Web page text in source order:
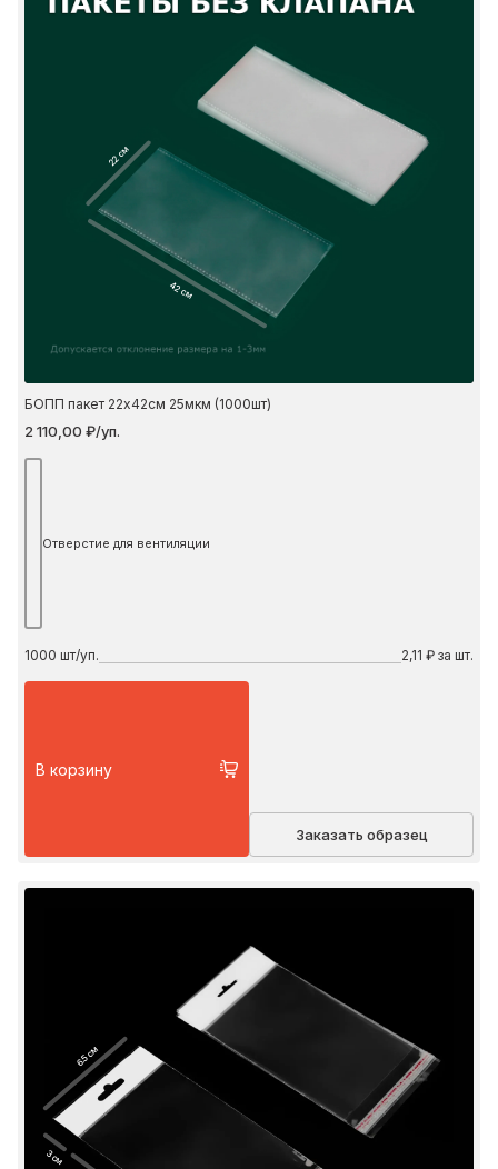
22 см
42 см
БОПП пакет 22х42см 25мкм (1000шт)
2 110,00 ₽/уп.
Отверстие для вентиляции
1000 шт/уп. 2,11 ₽ за шт.
В корзину
Заказать образец
6.5 см
3 см